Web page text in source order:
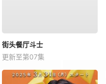
街头餐厅斗士
更新至第07集